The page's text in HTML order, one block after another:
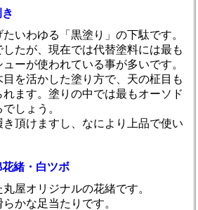
いわゆる「黒塗り」の下駄です。
たが、現在では代替塗料には最も
ーが使われている事が多いです。
目を活かした塗り方で、天の柾目も
ます。塗りの中では最もオーソド
しょう。
頂けますし、なにより上品で使い
緒・白ツボ
屋オリジナルの花緒です。
かな足当たりです。